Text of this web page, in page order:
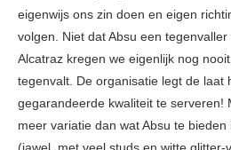
eigenwijs ons zin doen en eigen
volgen. Niet dat Absu een
Alcatraz kregen we eigenlijk nog
tegenvalt. De organisatie legt de laat
gegarandeerde kwaliteit te serveren!
meer variatie dan wat Absu te
(jawel, met veel studs en witte